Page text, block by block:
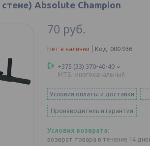
Absolute Champion
70 руб.
Нет в наличии Код: 000.936
+375 (33) 370-40-40
MTS, многоканальный
Условия оплаты и доставки
Производитель и гарантия
возврат товара в течение 14